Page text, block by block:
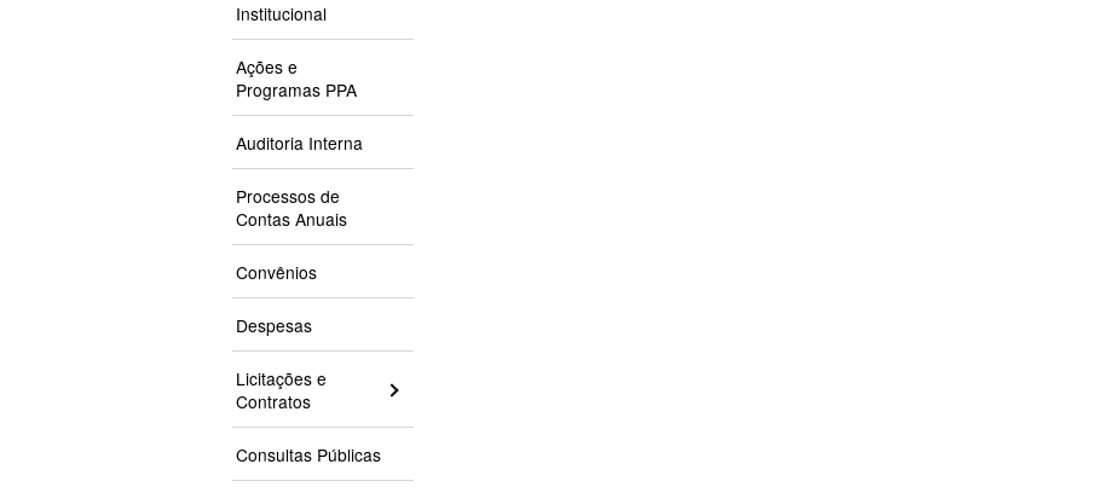
Institucional
Ações e
Programas PPA
Auditoria Interna
Processos de
Contas Anuais
Convênios
Despesas
Licitações e
Contratos
Consultas Públicas